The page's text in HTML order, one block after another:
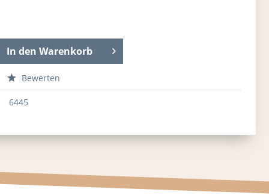
In den Warenkorb
Bewerten
6445